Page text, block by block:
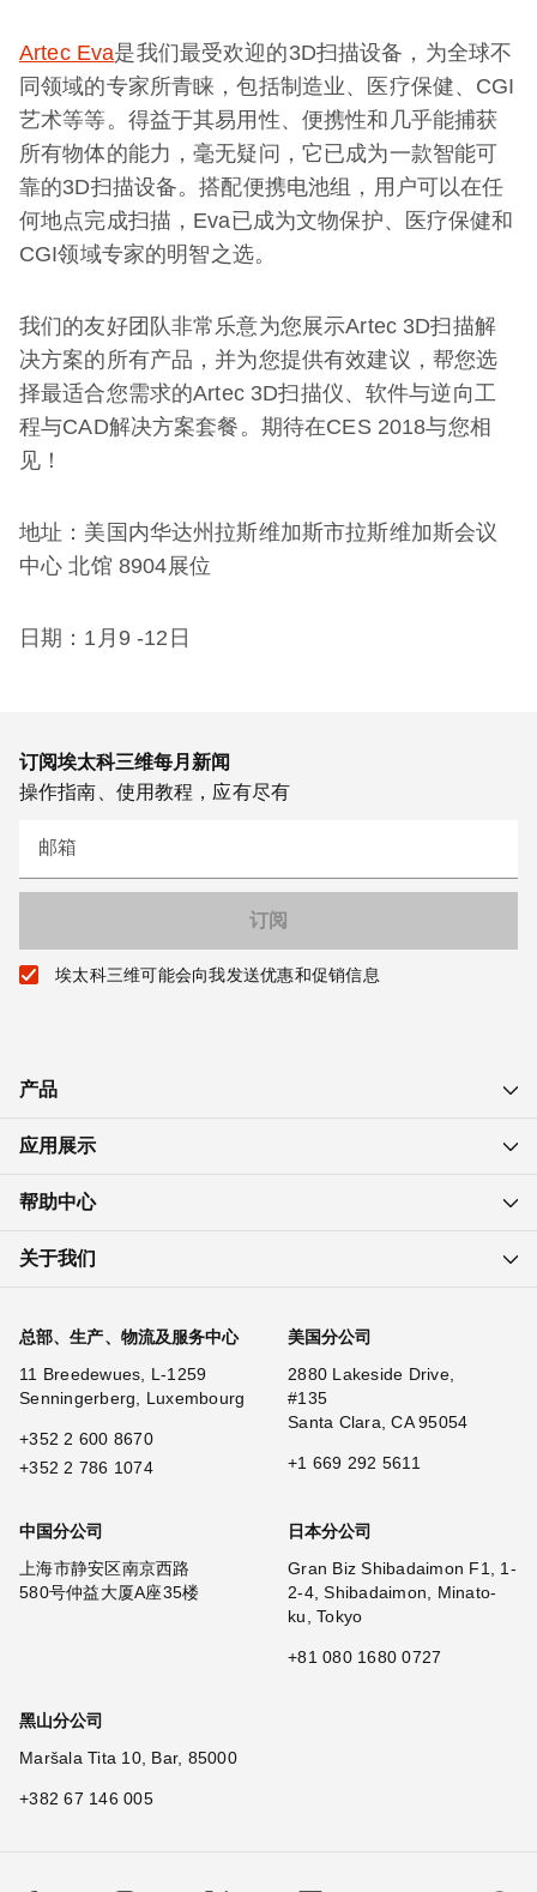
Artec Eva是我们最受欢迎的3D扫描设备，为全球不
同领域的专家所青睐，包括制造业、医疗保健、CGI
艺术等等。得益于其易用性、便携性和几乎能捕获
所有物体的能力，毫无疑问，它已成为一款智能可
靠的3D扫描设备。搭配便携电池组，用户可以在任
何地点完成扫描，Eva已成为文物保护、医疗保健和
CGI领域专家的明智之选。
我们的友好团队非常乐意为您展示Artec 3D扫描解
决方案的所有产品，并为您提供有效建议，帮您选
择最适合您需求的Artec 3D扫描仪、软件与逆向工
程与CAD解决方案套餐。期待在CES 2018与您相
见！
地址：美国内华达州拉斯维加斯市拉斯维加斯会议
中心 北馆 8904展位
日期：1月9 -12日
订阅埃太科三维每月新闻
操作指南、使用教程，应有尽有
邮箱
埃太科三维可能会向我发送优惠和促销信息
产品
应用展示
帮助中心
关于我们
总部、生产、物流及服务中心
11 Breedewues, L-1259
Senningerberg, Luxembourg
+352 2 600 8670
+352 2 786 1074
美国分公司
2880 Lakeside Drive,
#135
Santa Clara, CA 95054
+1 669 292 5611
中国分公司
上海市静安区南京西路
580号仲益大厦A座35楼
日本分公司
Gran Biz Shibadaimon F1, 1-
2-4, Shibadaimon, Minato-
ku, Tokyo
+81 080 1680 0727
黑山分公司
Maršala Tita 10, Bar, 85000
+382 67 146 005